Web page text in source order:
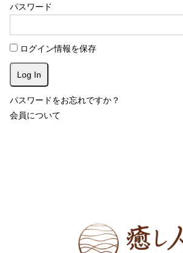
パスワード
ログイン情報を保存
パスワードをお忘れですか？
会員について